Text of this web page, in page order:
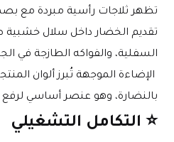
السفلية، والفواكه الطازجة في
بالنضارة، وهو عنصر أساسي
⭐ التكامل التشغيلي